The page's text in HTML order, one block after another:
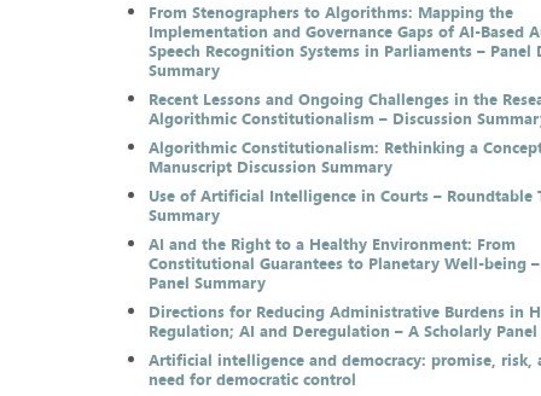
From Stenographers to Algorithms: Mapping the
Implementation and Governance Gaps of AI-Based
Speech Recognition Systems in Parliaments – Panel
Summary
Recent Lessons and Ongoing Challenges in the
Algorithmic Constitutionalism – Discussion
Algorithmic Constitutionalism: Rethinking a
Manuscript Discussion Summary
Use of Artificial Intelligence in Courts – Roundtable
Summary
AI and the Right to a Healthy Environment: From
Constitutional Guarantees to Planetary Well-being
Panel Summary
Directions for Reducing Administrative Burdens in
Regulation; AI and Deregulation – A Scholarly
Artificial intelligence and democracy: promise, risk,
need for democratic control